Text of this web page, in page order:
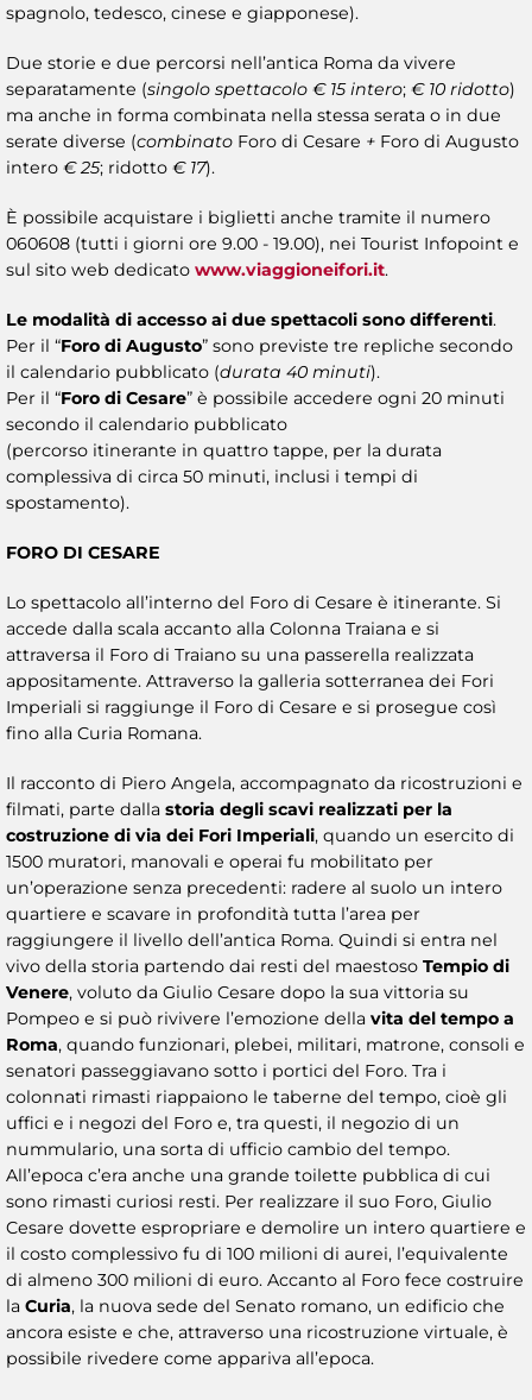
spagnolo, tedesco, cinese e giapponese).
Due storie e due percorsi nell’antica Roma da vivere
separatamente (singolo spettacolo € 15 intero; € 10 ridotto)
ma anche in forma combinata nella stessa serata o in due
serate diverse (combinato Foro di Cesare + Foro di Augusto
intero € 25; ridotto € 17).
È possibile acquistare i biglietti anche tramite il numero
060608 (tutti i giorni ore 9.00 - 19.00), nei Tourist Infopoint e
sul sito web dedicato www.viaggioneifori.it.
Le modalità di accesso ai due spettacoli sono differenti.
Per il “Foro di Augusto” sono previste tre repliche secondo
il calendario pubblicato (durata 40 minuti).
Per il “Foro di Cesare” è possibile accedere ogni 20 minuti
secondo il calendario pubblicato
(percorso itinerante in quattro tappe, per la durata
complessiva di circa 50 minuti, inclusi i tempi di
spostamento).
FORO DI CESARE
Lo spettacolo all’interno del Foro di Cesare è itinerante. Si
accede dalla scala accanto alla Colonna Traiana e si
attraversa il Foro di Traiano su una passerella realizzata
appositamente. Attraverso la galleria sotterranea dei Fori
Imperiali si raggiunge il Foro di Cesare e si prosegue così
fino alla Curia Romana.
Il racconto di Piero Angela, accompagnato da ricostruzioni e
filmati, parte dalla storia degli scavi realizzati per la
costruzione di via dei Fori Imperiali, quando un esercito di
1500 muratori, manovali e operai fu mobilitato per
un’operazione senza precedenti: radere al suolo un intero
quartiere e scavare in profondità tutta l’area per
raggiungere il livello dell’antica Roma. Quindi si entra nel
vivo della storia partendo dai resti del maestoso Tempio di
Venere, voluto da Giulio Cesare dopo la sua vittoria su
Pompeo e si può rivivere l’emozione della vita del tempo a
Roma, quando funzionari, plebei, militari, matrone, consoli e
senatori passeggiavano sotto i portici del Foro. Tra i
colonnati rimasti riappaiono le taberne del tempo, cioè gli
uffici e i negozi del Foro e, tra questi, il negozio di un
nummulario, una sorta di ufficio cambio del tempo.
All’epoca c’era anche una grande toilette pubblica di cui
sono rimasti curiosi resti. Per realizzare il suo Foro, Giulio
Cesare dovette espropriare e demolire un intero quartiere e
il costo complessivo fu di 100 milioni di aurei, l’equivalente
di almeno 300 milioni di euro. Accanto al Foro fece costruire
la Curia, la nuova sede del Senato romano, un edificio che
ancora esiste e che, attraverso una ricostruzione virtuale, è
possibile rivedere come appariva all’epoca.